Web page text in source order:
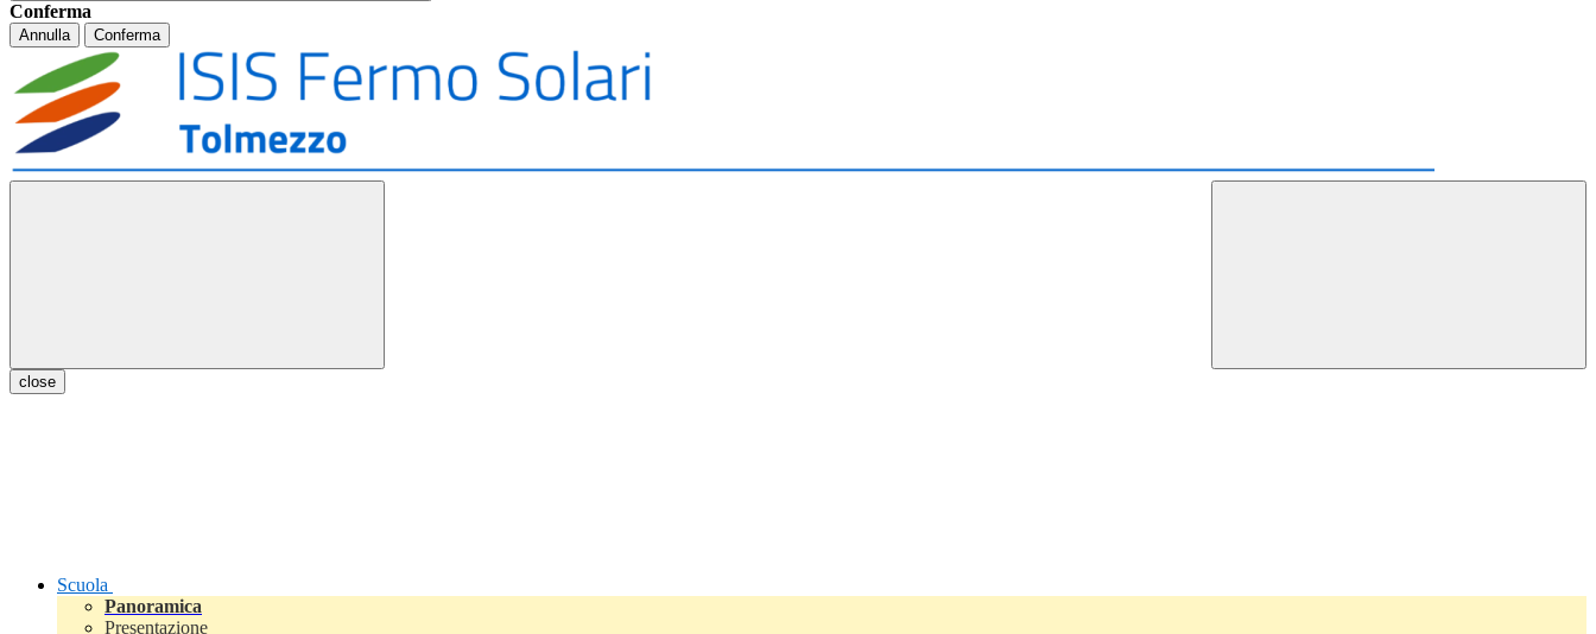
Conferma
Annulla Conferma
close
Scuola
Panoramica
Presentazione